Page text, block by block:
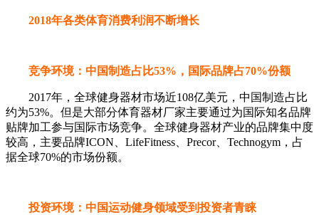
2018年各类体育消费利润不断增长
竞争环境：中国制造占比53%，国际品牌占70%份额
2017年，全球健身器材市场近108亿美元，中国制造占比
约为53%。但是大部分体育器材厂家主要通过为国际知名品牌
贴牌加工参与国际市场竞争。全球健身器材产业的品牌集中度
较高，主要品牌ICON、LifeFitness、Precor、Technogym，占
据全球70%的市场份额。
投资环境：中国运动健身领域受到投资者青睐